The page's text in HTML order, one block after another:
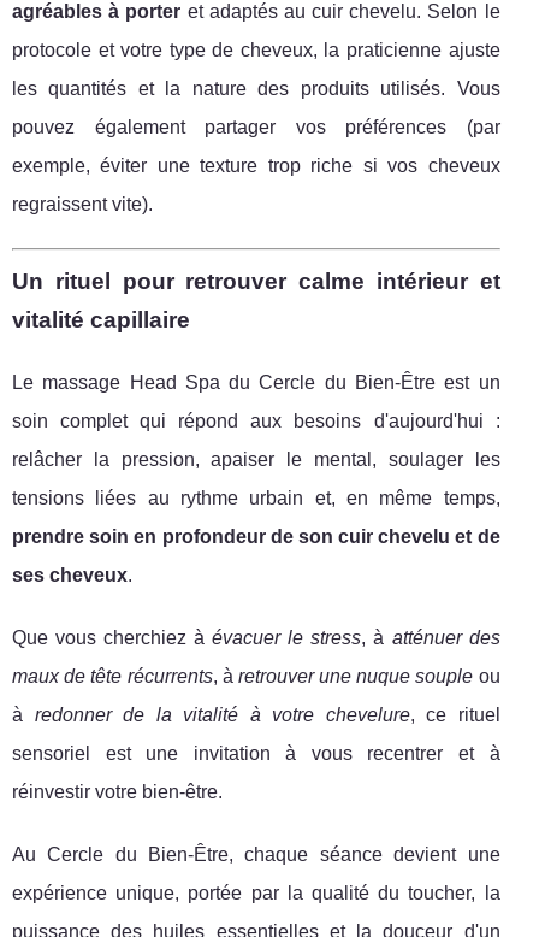
agréables à porter et adaptés au cuir chevelu. Selon le
protocole et votre type de cheveux, la praticienne ajuste
les quantités et la nature des produits utilisés. Vous
pouvez également partager vos préférences (par
exemple, éviter une texture trop riche si vos cheveux
regraissent vite).
Un rituel pour retrouver calme intérieur et
vitalité capillaire
Le massage Head Spa du Cercle du Bien-Être est un
soin complet qui répond aux besoins d'aujourd'hui :
relâcher la pression, apaiser le mental, soulager les
tensions liées au rythme urbain et, en même temps,
prendre soin en profondeur de son cuir chevelu et de
ses cheveux.
Que vous cherchiez àévacuer le stress, à atténuer des
maux de tête récurrents, à retrouver une nuque souple ou
à redonner de la vitalité à votre chevelure, ce rituel
sensoriel est une invitation à vous recentrer et à
réinvestir votre bien-être.
Au Cercle du Bien-Être, chaque séance devient une
expérience unique, portée par la qualité du toucher, la
puissance des huiles essentielles et la douceur d'un